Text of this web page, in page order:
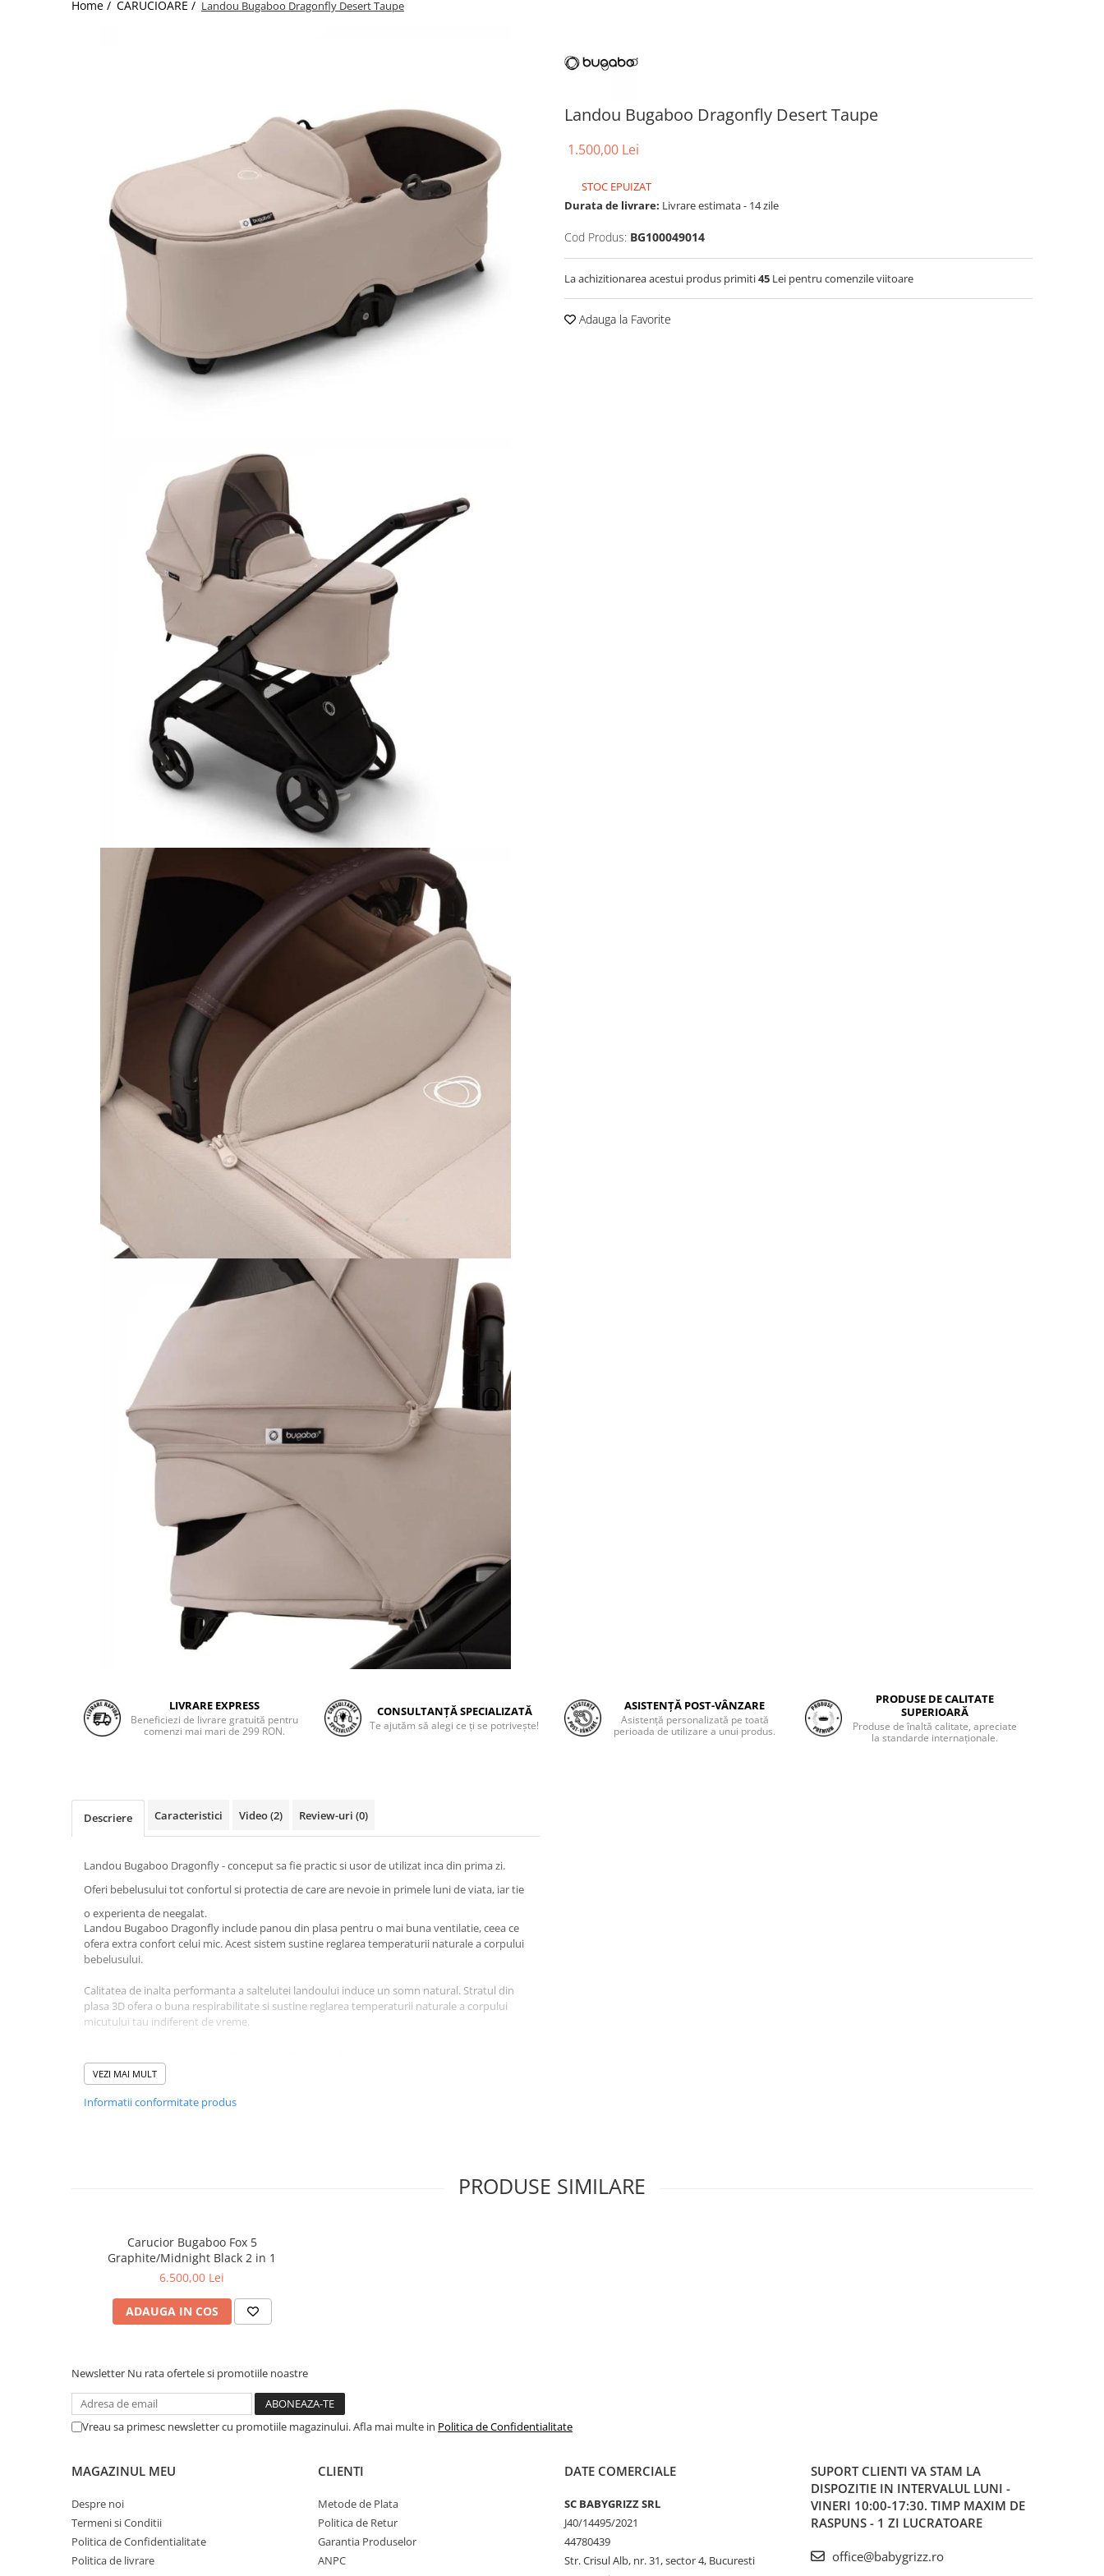
Jucarii de Sortare
Home / CARUCIOARE / Landou Bugaboo Dragonfly Desert Taupe
Landou Bugaboo Dragonfly Desert Taupe
1.500,00 Lei
STOC EPUIZAT
Durata de livrare: Livrare estimata - 14 zile
Cod Produs: BG100049014
La achizitionarea acestui produs primiti45 Lei pentru comenzile viitoare
Adauga la Favorite
LIVRARE EXPRESS
Beneficiezi de livrare gratuită pentru
comenzi mai mari de 299 RON.
CONSULTANȚĂ SPECIALIZATĂ
Te ajutăm să alegi ce ți se potrivește!
ASISTENȚĂ POST-VÂNZARE
Asistență personalizată pe toată
perioada de utilizare a unui produs.
PRODUSE DE CALITATE
SUPERIOARĂ
Produse de înaltă calitate, apreciate
la standarde internaționale.
Descriere Caracteristici Video(2) Review-uri (0)
Landou Bugaboo Dragonfly - conceput sa fie practic si usor de utilizat inca din prima zi.
Oferi bebelusului tot confortul si protectia de care are nevoie in primele luni de viata, iar tie
o experienta de neegalat.
Landou Bugaboo Dragonfly include panou din plasa pentru o mai buna ventilatie, ceea ce
ofera extra confort celui mic. Acest sistem sustine reglarea temperaturii naturale a corpului
bebelusului.
Calitatea de inalta performanta a saltelutei landoului induce un somn natural. Stratul din
plasa 3D ofera o buna respirabilitate si sustine reglarea temperaturii naturale a corpului
micutului tau indiferent de vreme.
Potrivit de la nastere si pana la aproximativ 6 luni.
Landou pliabil cu panou din plasa, pentru o mai buna ventilatie a aerului.
Materiale: 100% poliester, husa bara de protectie 100% piele vegetariana.
Tesaturile pot fi spalate la masina la 30°C. Elementele din imitatie de piele pot fi
curatate cu o carpa umeda. Consultati intotdeauna eticheta pentru instructiunile
ATENTIE! Setul nu include capotina. In pachet se regasesc: baza landoului,
salteluta, partea textila.
VEZI MAI MULT
Informatii conformitate produs
PRODUSE SIMILARE
Carucior Bugaboo Fox 5
Graphite/Midnight Black 2 in 1
6.500,00 Lei
ADAUGA IN COS
Newsletter Nu rata ofertele si promotiile noastre
Vreau sa primesc newsletter cu promotiile magazinului. Afla mai multe in Politica de Confidentialitate
MAGAZINUL MEU
Despre noi
Termeni si Conditii
Politica de Confidentialitate
Politica de livrare
CLIENTI
Metode de Plata
Politica de Retur
Garantia Produselor
ANPC
DATE COMERCIALE
SC BABYGRIZZ SRL
J40/14495/2021
44780439
Str. Crisul Alb, nr. 31, sector 4, Bucuresti
SUPORT CLIENTI VA STAM LA
DISPOZITIE IN INTERVALUL LUNI -
VINERI 10:00-17:30. TIMP MAXIM DE
RASPUNS - 1 ZI LUCRATOARE
office@babygrizz.ro